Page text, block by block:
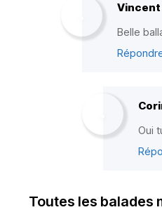
Vincent
Belle
Oui
Toutes les balades